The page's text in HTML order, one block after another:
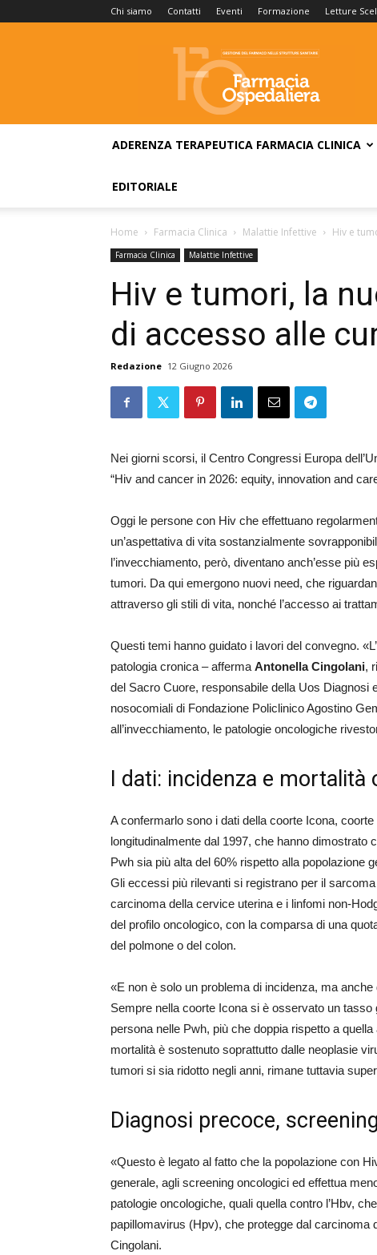
Chi siamo Contatti Eventi Formazione Letture
Farmacia
Ospedaliera
ADERENZA TERAPEUTICA FARMACIA CLINICA
EDITORIALE
Home Farmacia Clinica Malattie Infettive Hiv e
Farmacia Clinica Malattie Infettive
Hiv e tumori, la
di accesso alle
Redazione 12 Giugno 2026
Nei giorni scorsi, il Centro Congressi Europa
“Hiv and cancer in 2026: equity, innovation and
Oggi le persone con Hiv che effettuano
un’aspettativa di vita sostanzialmente
l’invecchiamento, però, diventano anch’esse più
tumori. Da qui emergono nuovi need, che
attraverso gli stili di vita, nonché l’accesso ai
Questi temi hanno guidato i lavori del convegno.
patologia cronica – afferma Antonella Cingolani,
del Sacro Cuore, responsabile della Uos Diagnosi
nosocomiali di Fondazione Policlinico Agostino
all’invecchiamento, le patologie oncologiche
I dati: incidenza e
A confermarlo sono i dati della coorte Icona,
longitudinalmente dal 1997, che hanno dimostrato
Pwh sia più alta del 60% rispetto alla popolazione
Gli eccessi più rilevanti si registrano per il
carcinoma della cervice uterina e i linfomi non-
del profilo oncologico, con la comparsa di una
del polmone o del colon.
«E non è solo un problema di incidenza, ma
Sempre nella coorte Icona si è osservato un
persona nelle Pwh, più che doppia rispetto a
mortalità è sostenuto soprattutto dalle neoplasie
tumori si sia ridotto negli anni, rimane tuttavia
Diagnosi precoce,
«Questo è legato al fatto che la popolazione con
generale, agli screening oncologici ed effettua
patologie oncologiche, quali quella contro l’Hbv,
papillomavirus (Hpv), che protegge dal
Cingolani.